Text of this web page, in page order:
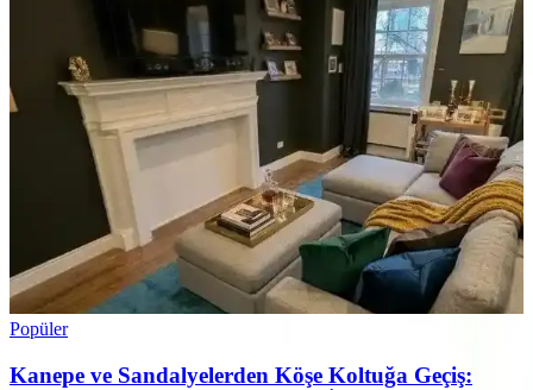
Popüler
Kanepe ve Sandalyelerden Köşe Koltuğa Geçiş: